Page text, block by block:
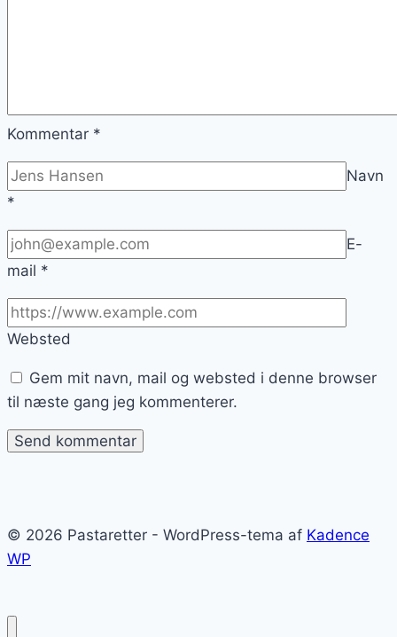
Kommentar *
Navn
*
E-
mail *
Websted
Gem mit navn, mail og websted i denne browser
til næste gang jeg kommenterer.
© 2026 Pastaretter - WordPress-tema af Kadence
WP